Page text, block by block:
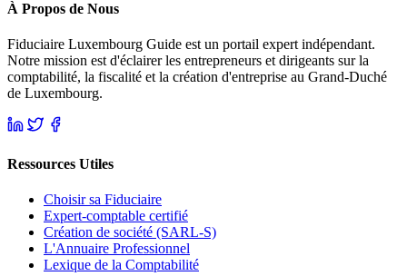
À Propos de Nous
Fiduciaire Luxembourg Guide est un portail expert indépendant.
Notre mission est d'éclairer les entrepreneurs et dirigeants sur la
comptabilité, la fiscalité et la création d'entreprise au Grand-Duché
de Luxembourg.
Ressources Utiles
Choisir sa Fiduciaire
Expert-comptable certifié
Création de société (SARL-S)
L'Annuaire Professionnel
Lexique de la Comptabilité